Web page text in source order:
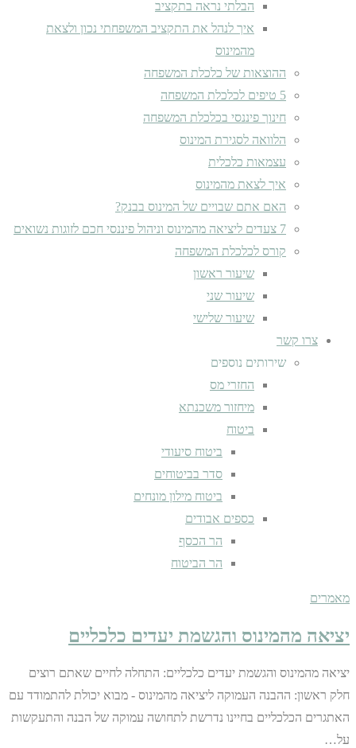
הבלתי נראה בתקציב
איך לנהל את התקציב המשפחתי נכון ולצאת
מהמינוס
ההוצאות של כלכלת המשפחה
5 טיפים לכלכלת המשפחה
חינוך פיננסי בכלכלת המשפחה
הלוואה לסגירת המינוס
עצמאות כלכלית
איך לצאת מהמינוס
האם אתם שבויים של המינוס בבנק?
7 צעדים ליציאה מהמינוס וניהול פיננסי חכם לזוגות נשואים
קורס לכלכלת המשפחה
שיעור ראשון
שיעור שני
שיעור שלישי
צרו קשר
שירותים נוספים
החזרי מס
מיחזור משכנתא
ביטוח
ביטוח סיעודי
סדר בביטוחים
ביטוח מילון מונחים
כספים אבודים
הר הכסף
הר הביטוח
מאמרים
יציאה מהמינוס והגשמת יעדים כלכליים
יציאה מהמינוס והגשמת יעדים כלכליים: התחלה לחיים שאתם רוצים
חלק ראשון: ההבנה העמוקה ליציאה מהמינוס - מבוא יכולת להתמודד עם
האתגרים הכלכליים בחיינו נדרשת לתחושה עמוקה של הבנה והתעקשות
על…